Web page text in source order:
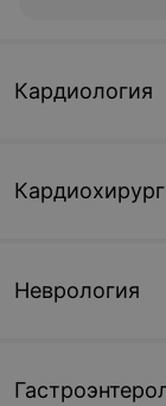
Кардиология
Неврология